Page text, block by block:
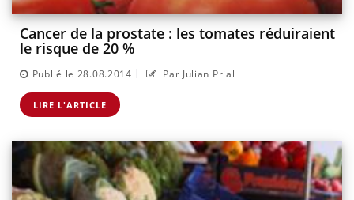
Cancer de la prostate : les tomates réduiraient
le risque de 20 %
Publié le 28.08.2014 | Par Julian Prial
LIRE L'ARTICLE